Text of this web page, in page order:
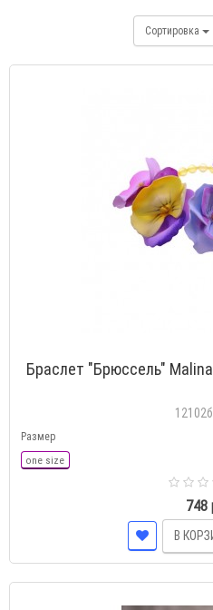
Сортировка
Браслет "Брюссель"
Размер
one size
748
В